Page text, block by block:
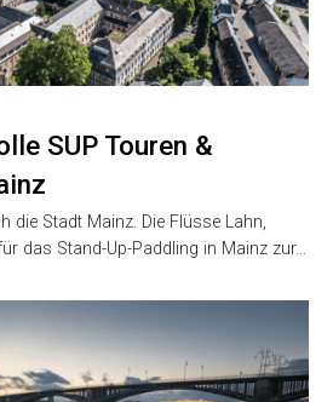
SUP Touren &
die Stadt Mainz. Die Flüsse Lahn,
das Stand-Up-Paddling in Mainz zur…